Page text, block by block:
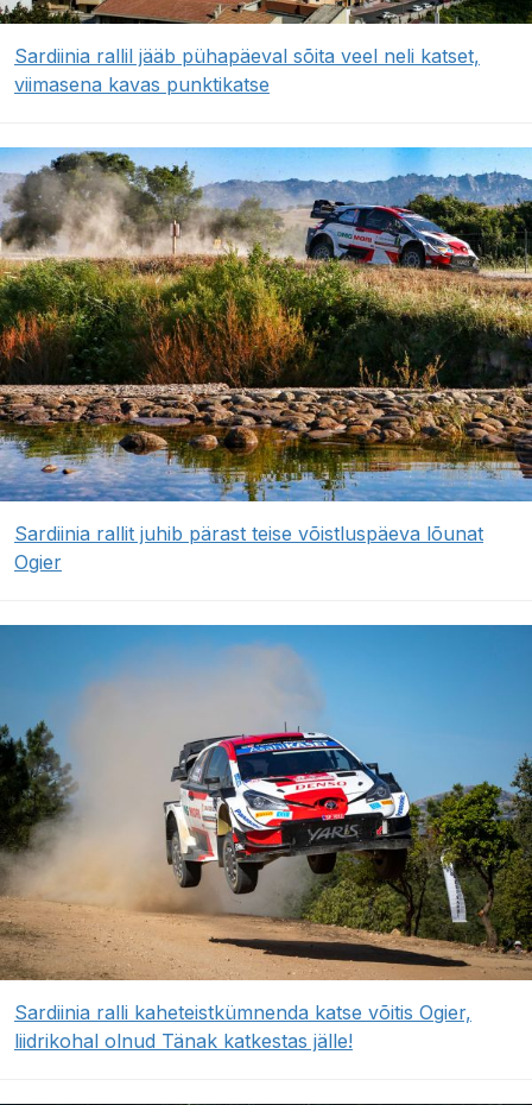
Sardiinia rallil jääb pühapäeval sõita veel neli katset,
viimasena kavas punktikatse
Sardiinia rallit juhib pärast teise võistluspäeva lõunat
Ogier
Sardiinia ralli kaheteistkümnenda katse võitis Ogier,
liidrikohal olnud Tänak katkestas jälle!